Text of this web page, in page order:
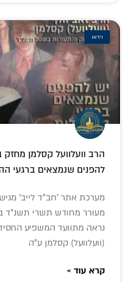
וידאו
הרב וועלוועל קסלמן
להפנים שנמצאים ברגעי
מערכת אתר 'חב"ד לייב'
מעורר מחודש תשרי תשנ"ד
נראה מתוועד המשפיע
(וועלוועל) קסלמן ע"ה
קרא עוד »